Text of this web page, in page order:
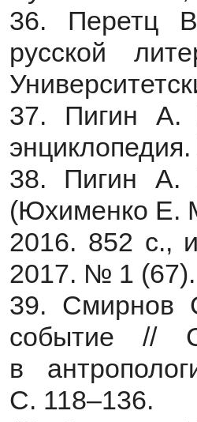
36. Перетц
русской
37. Пигин А.
38. Пигин А.
(Юхименко Е.
2016. 852 с.,
2017. № 1
39. Смирнов
событие //
в
С. 118–136.